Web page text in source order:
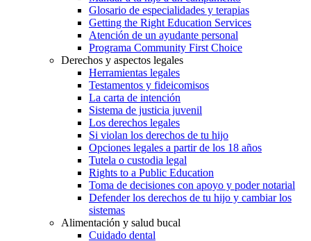
Glosario de especialidades y terapias
Getting the Right Education Services
Atención de un ayudante personal
Programa Community First Choice
Derechos y aspectos legales
Herramientas legales
Testamentos y fideicomisos
La carta de intención
Sistema de justicia juvenil
Los derechos legales
Si violan los derechos de tu hijo
Opciones legales a partir de los 18 años
Tutela o custodia legal
Rights to a Public Education
Toma de decisiones con apoyo y poder notarial
Defender los derechos de tu hijo y cambiar los
sistemas
Alimentación y salud bucal
Cuidado dental